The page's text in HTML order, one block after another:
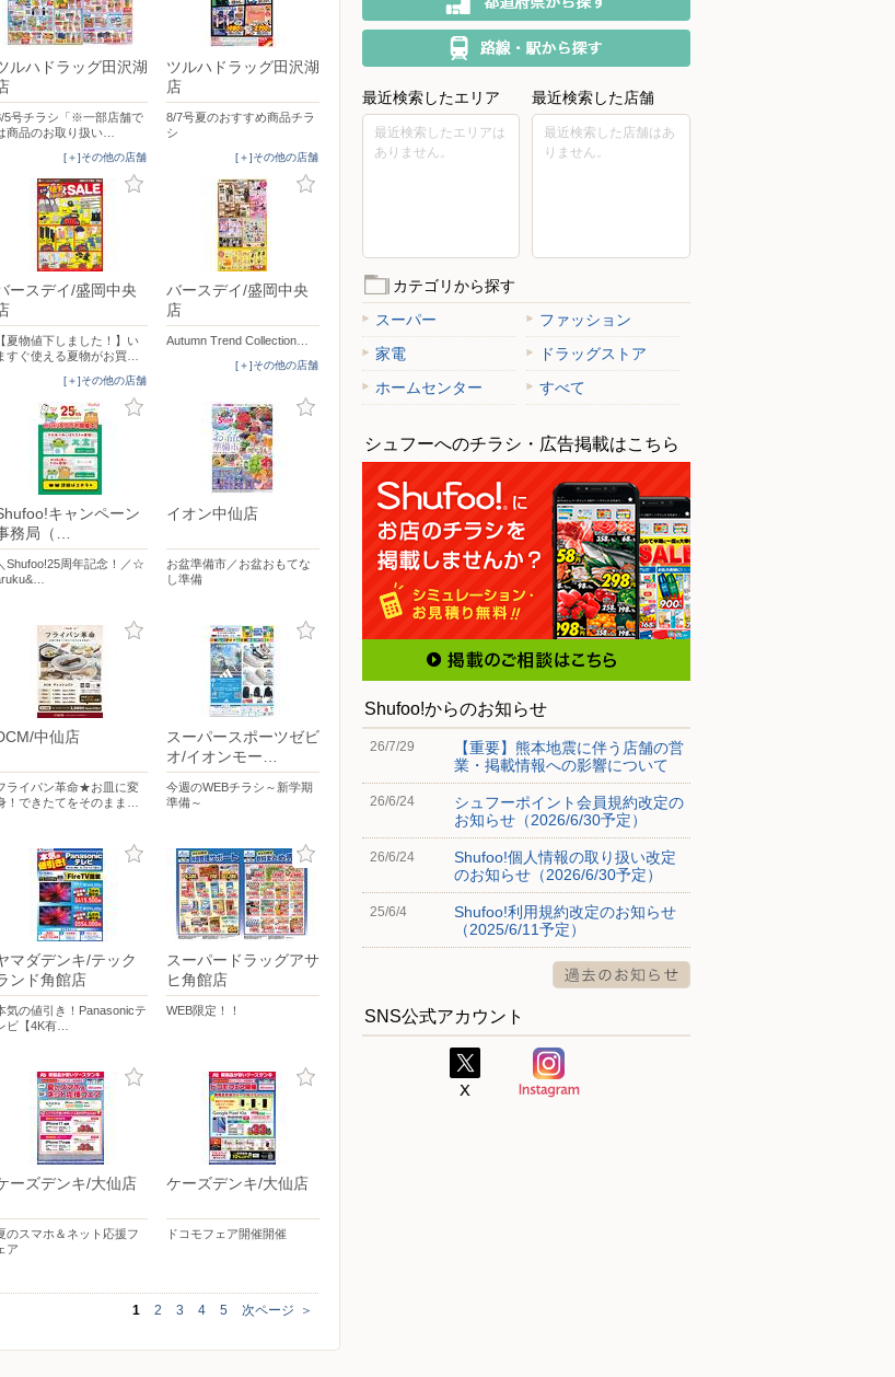
ルハドラッグ田沢湖
5号チラシ「※一部店舗で
商品のお取り扱い…
[＋]その他の店舗
ツルハドラッグ田沢湖
店
8/7号夏のおすすめ商品チラ
シ
[＋]その他の店舗
ースデイ/盛岡中央
【夏物値下しました！】い
すぐ使える夏物がお買…
[＋]その他の店舗
バースデイ/盛岡中央
店
Autumn Trend Collection…
[＋]その他の店舗
キャンペーン
務局（…
Shufoo!25周年記念！／☆
イオン中仙店
お盆準備市／お盆おもてな
し準備
中仙店
ライパン革命★お皿に変
！できたてをそのまま…
スーパースポーツゼビ
オ/イオンモー…
今週のWEBチラシ～新学期
準備～
マダデンキ/テック
ンド角館店
気の値引き！Panasonicテ
ビ【4K有…
スーパードラッグアサ
ヒ角館店
WEB限定！！
ーズデンキ/大仙店
のスマホ＆ネット応援フ
ア
ケーズデンキ/大仙店
ドコモフェア開催開催
1 2 3 4 5 次ページ ＞
最近検索したエリア
最近検索したエリアは
ありません。
最近検索した店舗
最近検索した店舗はあ
りません。
カテゴリから探す
スーパー
ファッション
家電
ドラッグストア
ホームセンター
すべて
シュフーへのチラシ・広告掲載はこちら
Shufoo!からのお知らせ
26/7/29
【重要】熊本地震に伴う店舗の営
業・掲載情報への影響について
26/6/24
シュフーポイント会員規約改定の
お知らせ（2026/6/30予定）
26/6/24
Shufoo!個人情報の取り扱い改定
のお知らせ（2026/6/30予定）
25/6/4
Shufoo!利用規約改定のお知らせ
（2025/6/11予定）
SNS公式アカウント